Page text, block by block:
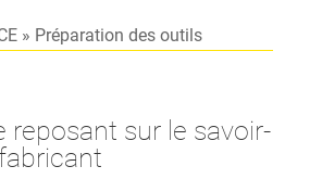
» Préparation des outils
reposant sur le savoir-